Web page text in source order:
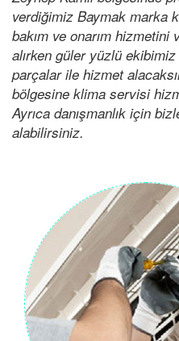
verdiğimiz Baymak marka
bakım ve onarım
alırken güler yüzlü
parçalar ile hizmet
bölgesine klima servisi
Ayrıca danışmanlık için
alabilirsiniz.